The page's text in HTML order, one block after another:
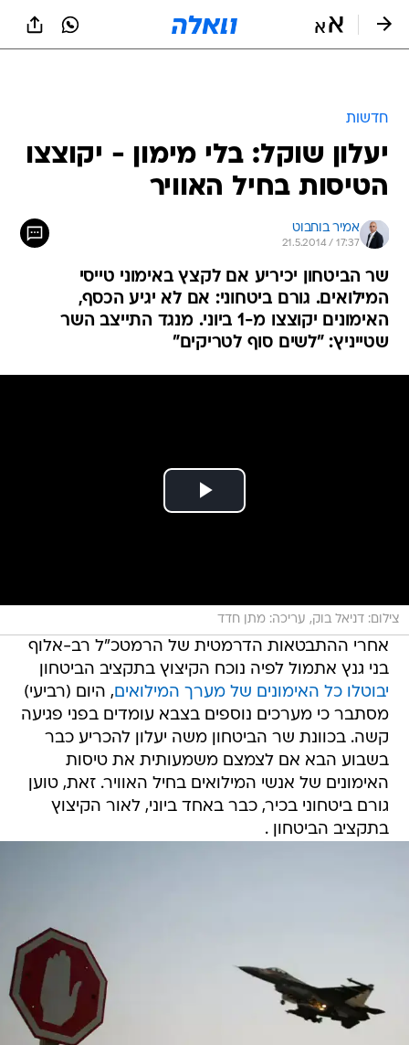
חדשות
יעלון שוקל: בלי מימון - יקוצצו
הטיסות בחיל האוויר
אמיר בוחבוט
21.5.2014 / 17:37
שר הביטחון יכיריע אם לקצץ באימוני טייסי
המילואים. גורם ביטחוני: אם לא יגיע הכסף,
האימונים יקוצצו מ-1 ביוני. מנגד התייצב השר
שטייניץ: "לשים סוף לטריקים"
צילום: דניאל בוק, עריכה: מתן חדד
אחרי ההתבטאות הדרמטית של הרמטכ"ל רב-אלוף
בני גנץ אתמול לפיה נוכח הקיצוץ בתקציב הביטחון
יבוטלו כל האימונים של מערך המילואים, היום (רביעי)
מסתבר כי מערכים נוספים בצבא עומדים בפני פגיעה
קשה. בכוונת שר הביטחון משה יעלון להכריע כבר
בשבוע הבא אם לצמצם משמעותית את טיסות
האימונים של אנשי המילואים בחיל האוויר. זאת, טוען
גורם ביטחוני בכיר, כבר באחד ביוני, לאור הקיצוץ
בתקציב הביטחון .